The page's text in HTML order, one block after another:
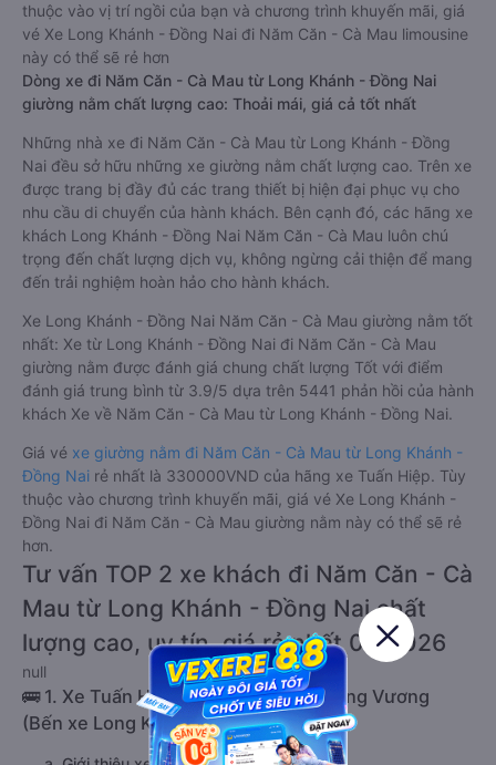
thuộc vào vị trí ngồi của bạn và chương trình khuyến mãi, giá
vé Xe Long Khánh - Đồng Nai đi Năm Căn - Cà Mau limousine
này có thể sẽ rẻ hơn
Dòng xe đi Năm Căn - Cà Mau từ Long Khánh - Đồng Nai
giường nằm chất lượng cao: Thoải mái, giá cả tốt nhất
Những nhà xe đi Năm Căn - Cà Mau từ Long Khánh - Đồng
Nai đều sở hữu những xe giường nằm chất lượng cao. Trên xe
được trang bị đầy đủ các trang thiết bị hiện đại phục vụ cho
nhu cầu di chuyển của hành khách. Bên cạnh đó, các hãng xe
khách Long Khánh - Đồng Nai Năm Căn - Cà Mau luôn chú
trọng đến chất lượng dịch vụ, không ngừng cải thiện để mang
đến trải nghiệm hoàn hảo cho hành khách.
Xe Long Khánh - Đồng Nai Năm Căn - Cà Mau giường nằm tốt
nhất: Xe từ Long Khánh - Đồng Nai đi Năm Căn - Cà Mau
giường nằm được đánh giá chung chất lượng Tốt với điểm
đánh giá trung bình từ 3.9/5 dựa trên 5441 phản hồi của hành
khách Xe về Năm Căn - Cà Mau từ Long Khánh - Đồng Nai.
Giá vé xe giường nằm đi Năm Căn - Cà Mau từ Long Khánh -
Đồng Nai rẻ nhất là 330000VND của hãng xe Tuấn Hiệp. Tùy
thuộc vào chương trình khuyến mãi, giá vé Xe Long Khánh -
Đồng Nai đi Năm Căn - Cà Mau giường nằm này có thể sẽ rẻ
hơn.
Tư vấn TOP 2 xe khách đi Năm Căn - Cà
Mau từ Long Khánh - Đồng Nai chất
lượng cao, uy tín, giá rẻ nhất 08/2026
null
🚌 1. Xe Tuấn Hiệp khởi hành tại 01 Hùng Vương
(Bến xe Long Khánh)